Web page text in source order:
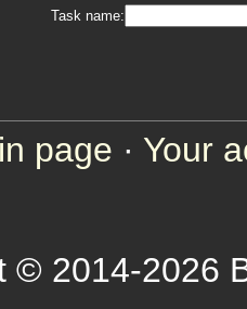
Task name:
page · Your
© 2014-2026